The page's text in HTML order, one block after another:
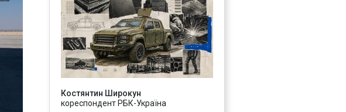
Костянтин Широкун
кореспондент РБК-Україна